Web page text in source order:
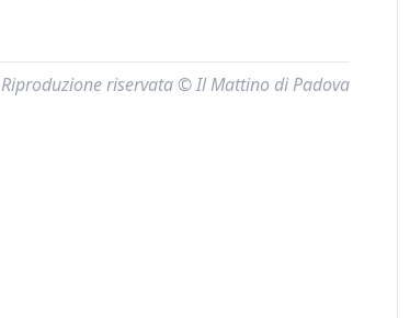
Riproduzione riservata © Il Mattino di Padova